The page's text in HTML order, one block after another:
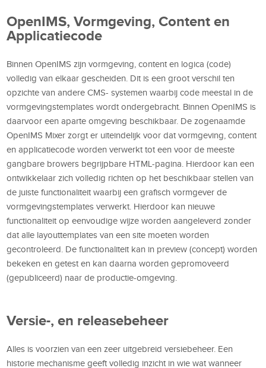
OpenIMS, Vormgeving, Content en
Applicatiecode
Binnen OpenIMS zijn vormgeving, content en logica (code)
volledig van elkaar gescheiden. Dit is een groot verschil ten
opzichte van andere CMS- systemen waarbij code meestal in de
vormgevingstemplates wordt ondergebracht. Binnen OpenIMS is
daarvoor een aparte omgeving beschikbaar. De zogenaamde
OpenIMS Mixer zorgt er uiteindelijk voor dat vormgeving, content
en applicatiecode worden verwerkt tot een voor de meeste
gangbare browers begrijpbare HTML-pagina. Hierdoor kan een
ontwikkelaar zich volledig richten op het beschikbaar stellen van
de juiste functionaliteit waarbij een grafisch vormgever de
vormgevingstemplates verwerkt. Hierdoor kan nieuwe
functionaliteit op eenvoudige wijze worden aangeleverd zonder
dat alle layouttemplates van een site moeten worden
gecontroleerd. De functionaliteit kan in preview (concept) worden
bekeken en getest en kan daarna worden gepromoveerd
(gepubliceerd) naar de productie-omgeving.
Versie-, en releasebeheer
Alles is voorzien van een zeer uitgebreid versiebeheer. Een
historie mechanisme geeft volledig inzicht in wie wat wanneer